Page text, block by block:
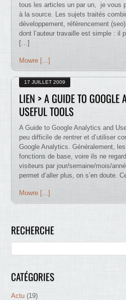
tous les articles un par un, je vous
à la source. Les sujets traités
développement, référencement
dont l’auteur travaille est simple : il
[…]
Mowre [...]
17 JUILLET 2009
LIEN > A GUIDE TO GOOGLE
USEFUL TOOLS
A Guide to Google Analytics and
peu difficile de rentrer et d’utiliser
Google Analytics. Généralement,
fonctions de base, voire ils ne
visiteurs par jour/semaine/mois/
permet d’aller plus, on s’en doute.
Mowre [...]
RECHERCHE
CATÉGORIES
Actu (19)